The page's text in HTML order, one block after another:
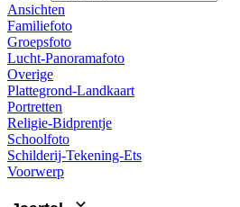
Ansichten
Familiefoto
Groepsfoto
Lucht-Panoramafoto
Overige
Plattegrond-Landkaart
Portretten
Religie-Bidprentje
Schoolfoto
Schilderij-Tekening-Ets
Voorwerp